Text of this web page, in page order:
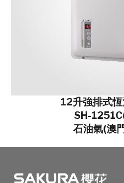
12升強排式
SH-
石油氣(澳